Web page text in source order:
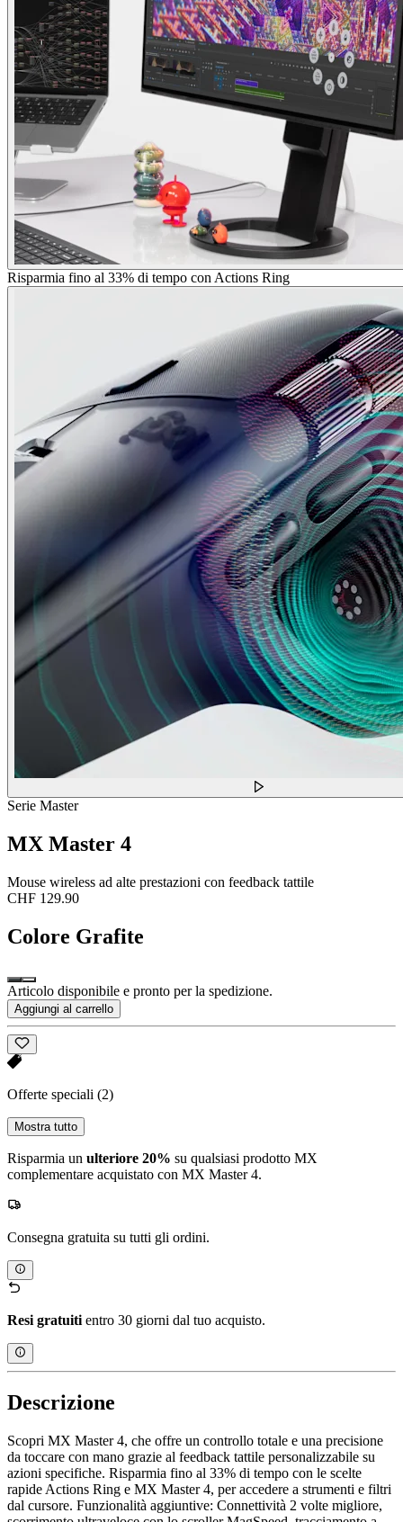
Risparmia fino al 33% di tempo con Actions Ring
Serie Master
MX Master 4
Mouse wireless ad alte prestazioni con feedback tattile
CHF 129.90
Colore Grafite
Articolo disponibile e pronto per la spedizione.
Aggiungi al carrello
Offerte speciali (2)
Mostra tutto
Risparmia un ulteriore 20% su qualsiasi prodotto MX
complementare acquistato con MX Master 4.
Consegna gratuita su tutti gli ordini.
Resi gratuitientro 30 giorni dal tuo acquisto.
Descrizione
Scopri MX Master 4, che offre un controllo totale e una precisione
da toccare con mano grazie al feedback tattile personalizzabile su
azioni specifiche. Risparmia fino al 33% di tempo con le scelte
rapide Actions Ring e MX Master 4, per accedere a strumenti e filtri
dal cursore. Funzionalità aggiuntive: Connettività 2 volte migliore,